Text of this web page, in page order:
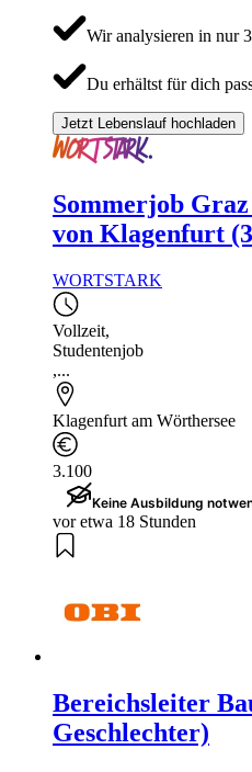
Wir analysieren in nur
Du erhältst für dich
Jetzt Lebenslauf hochladen
Sommerjob
von Klagenfurt
WORTSTARK
Vollzeit,
Studentenjob
,...
Klagenfurt am Wörthersee
3.100
Keine Ausbildung
vor etwa 18 Stunden
Bereichsleiter
Geschlechter)